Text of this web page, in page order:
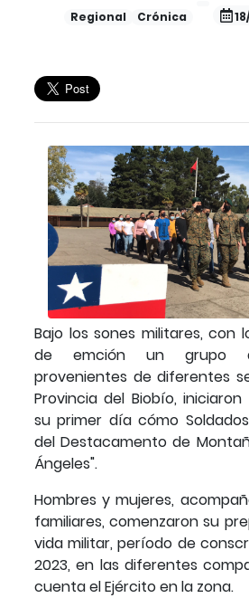
Regional Crónica
Bajo los sones militares, con
de emción un grupo
provenientes de diferentes
Provincia del Biobío,
su primer día cómo
del Destacamento de
Ángeles".
Hombres y mujeres,
familiares, comenzaron su
vida militar, período de
2023, en las diferentes
cuenta el Ejército en la zona.